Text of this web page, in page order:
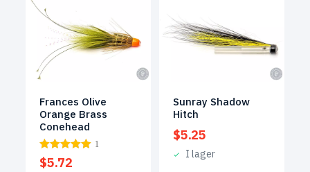
Frances Olive
Orange Brass
Conehead
1
$5.72
Sunray Shadow
Hitch
$5.25
I lager